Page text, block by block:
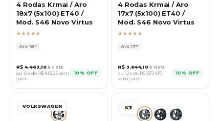
4 Rodas Krmai / Aro
18x7 (5x100) ET40 /
Mod. S46 Novo Virtus
★★★★★
Aro18"
R$ 4.463,10 à vista
ou 12x de R$413,25sem
juros
10% OFF
4 Rodas Krmai / Aro
17x7 (5x100) ET40 /
Mod. S46 Novo Virtus
★★★★★
Aro17"
R$ 3.644,10 à vista
ou 12x de R$337,417
sem juros
10% OFF
VOLKSWAGEN